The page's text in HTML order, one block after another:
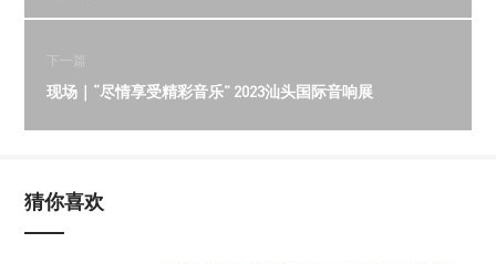
下一篇
现场｜“尽情享受精彩音乐” 2023汕头国际音响展
猜你喜欢